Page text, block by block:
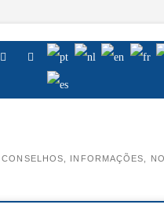
FacebookInstagramYoutube
INFORMAÇÕES,